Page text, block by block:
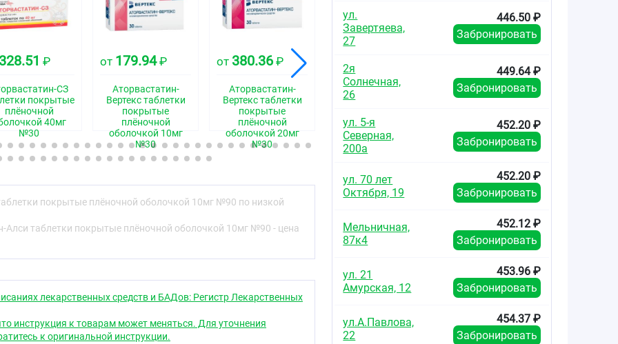
таблетки, покрытые плёночной оболочкой, белого
— внутренний слой белого или почти белого цвета.
группа
- ГМГ-КоА-редуктазы ингибитор
ингибитор ГМГ-КоА-редуктазы — фермента,
3-метилглутарил коэнзим А в мевалоновую кислоту,
стеролов, включая холестерин. Триглицериды
включаются в состав липопротеинов очень низкой
в плазму крови и транспортируются в
с рецепторами ЛПНП.
холестерина и липопротеинов в плазме крови
синтеза холестерина в печени и увеличения числа
ЛПНП на поверхности клеток, что приводит к усилению
328.51 ₽
СЗ
покрытые
плёночной
40мг
№30
от 179.94₽
Аторвастатин-
Вертекс таблетки
покрытые
плёночной
оболочкой 10мг
№30
от 380.36 ₽
Аторвастатин-
Вертекс таблетки
покрытые
плёночной
оболочкой 20мг
№30
от
Аторвастатин-
Вертекс таблетки
плёночной
оболочкой 10мг
№90
Аторвастатин-
Вертекс таблетки
плёночной
оболочкой 20мг
№90
покрытые плёночной оболочкой 10мг №90 по низкой
Алси таблетки покрытые плёночной оболочкой 10мг №90 - цена
лекарственных средств и БАДов: Регистр Лекарственных
инструкция к товарам может меняться. Для уточнения
к оригинальной инструкции.
ул.
Завертяева,
27
446.50 ₽
Забронировать
2я
Солнечная,
26
449.64 ₽
Забронировать
ул. 5-я
Северная,
200а
452.20 ₽
Забронировать
ул. 70 лет
Октября, 19
452.20 ₽
Забронировать
Мельничная,
87к4
452.12 ₽
Забронировать
ул. 21
Амурская, 12
453.96 ₽
Забронировать
ул.А.Павлова,
22
454.37 ₽
Забронировать